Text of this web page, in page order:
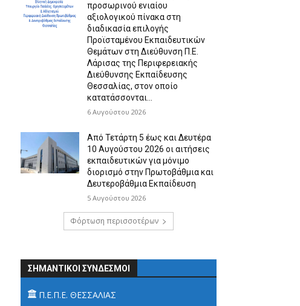
προσωρινού ενιαίου
αξιολογικού πίνακα στη
διαδικασία επιλογής
Προϊσταμένου Εκπαιδευτικών
Θεμάτων στη Διεύθυνση Π.Ε.
Λάρισας της Περιφερειακής
Διεύθυνσης Εκπαίδευσης
Θεσσαλίας, στον οποίο
κατατάσσονται...
6 Αυγούστου 2026
Από Τετάρτη 5 έως και Δευτέρα
10 Αυγούστου 2026 οι αιτήσεις
εκπαιδευτικών για μόνιμο
διορισμό στην Πρωτοβάθμια και
Δευτεροβάθμια Εκπαίδευση
5 Αυγούστου 2026
Φόρτωση περισσοτέρων
ΣΗΜΑΝΤΙΚΟΙ ΣΥΝΔΕΣΜΟΙ
Π.Ε.Π.Ε. ΘΕΣΣΑΛΙΑΣ